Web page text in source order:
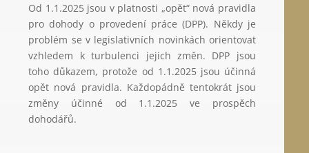
Od 1.1.2025 jsou v platnosti „opět“ nová pravidla
pro dohody o provedení práce (DPP). Někdy je
problém se v legislativních novinkách orientovat
vzhledem k turbulenci jejich změn. DPP jsou
toho důkazem, protože od 1.1.2025 jsou účinná
opět nová pravidla. Každopádně tentokrát jsou
změny účinné od 1.1.2025 ve prospěch
dohodářů.